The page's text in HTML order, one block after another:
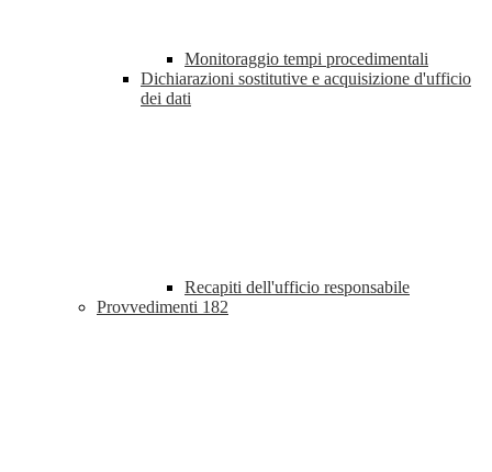
Monitoraggio tempi procedimentali
Dichiarazioni sostitutive e acquisizione d'ufficio
dei dati
Recapiti dell'ufficio responsabile
Provvedimenti 182